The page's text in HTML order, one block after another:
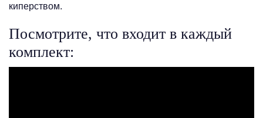
киперством.
Посмотрите, что входит в каждый
комплект: